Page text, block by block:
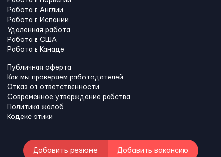
Работа в Англии
Работа в Испании
Удаленная работа
Работа в США
Работа в Канадe
Публичная оферта
Как мы проверяем работодателей
Отказ от ответственности
Современное утверждение рабства
Политика жалоб
Кодекс этики
Добавить резюме Добавить вакансию